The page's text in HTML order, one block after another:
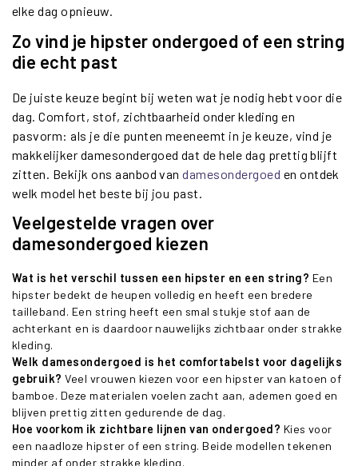
elke dag opnieuw.
Zo vind je hipster ondergoed of een string
die echt past
De juiste keuze begint bij weten wat je nodig hebt voor die
dag. Comfort, stof, zichtbaarheid onder kleding en
pasvorm: als je die punten meeneemt in je keuze, vind je
makkelijker damesondergoed dat de hele dag prettig blijft
zitten. Bekijk ons aanbod vandamesondergoed en ontdek
welk model het beste bij jou past.
Veelgestelde vragen over
damesondergoed kiezen
Wat is het verschil tussen een hipster en een string? Een
hipster bedekt de heupen volledig en heeft een bredere
tailleband. Een string heeft een smal stukje stof aan de
achterkant en is daardoor nauwelijks zichtbaar onder strakke
kleding.
Welk damesondergoed is het comfortabelst voor dagelijks
gebruik? Veel vrouwen kiezen voor een hipster van katoen of
bamboe. Deze materialen voelen zacht aan, ademen goed en
blijven prettig zitten gedurende de dag.
Hoe voorkom ik zichtbare lijnen van ondergoed? Kies voor
een naadloze hipster of een string. Beide modellen tekenen
minder af onder strakke kleding.